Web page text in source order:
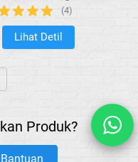
(4)
`
Lihat Detil
Produk?